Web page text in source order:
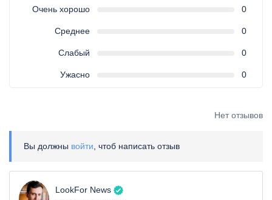
Очень хорошо 0
Среднее 0
Слабый 0
Ужасно 0
Нет отзывов
Вы должны войти , чтоб написать отзыв
LookFor News